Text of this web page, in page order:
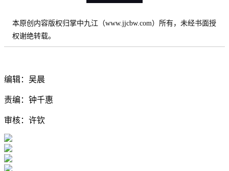
本原创内容版权归掌中九江（www.jjcbw.com）所有，未经书面授
权谢绝转载。
编辑：吴晨
责编：钟千惠
审核：许钦